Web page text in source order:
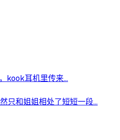
kook耳机里传来...
只和姐姐相处了短短一段...